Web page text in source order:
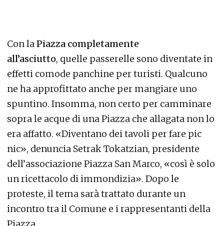
Con la Piazza completamente
all’asciutto, quelle passerelle sono diventate in
effetti comode panchine per turisti. Qualcuno
ne ha approfittato anche per mangiare uno
spuntino. Insomma, non certo per camminare
sopra le acque di una Piazza che allagata non lo
era affatto. «Diventano dei tavoli per fare pic
nic», denuncia Setrak Tokatzian, presidente
dell’associazione Piazza San Marco, «così è solo
un ricettacolo di immondizia». Dopo le
proteste, il tema sarà trattato durante un
incontro tra il Comune e i rappresentanti della
Piazza.